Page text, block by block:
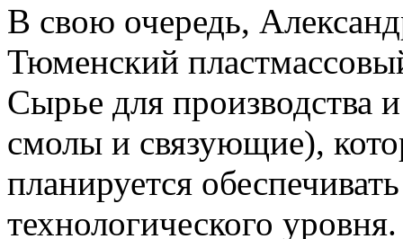
В свою очередь,
Тюменский
Сырье для производства
смолы и связующие),
планируется
технологического